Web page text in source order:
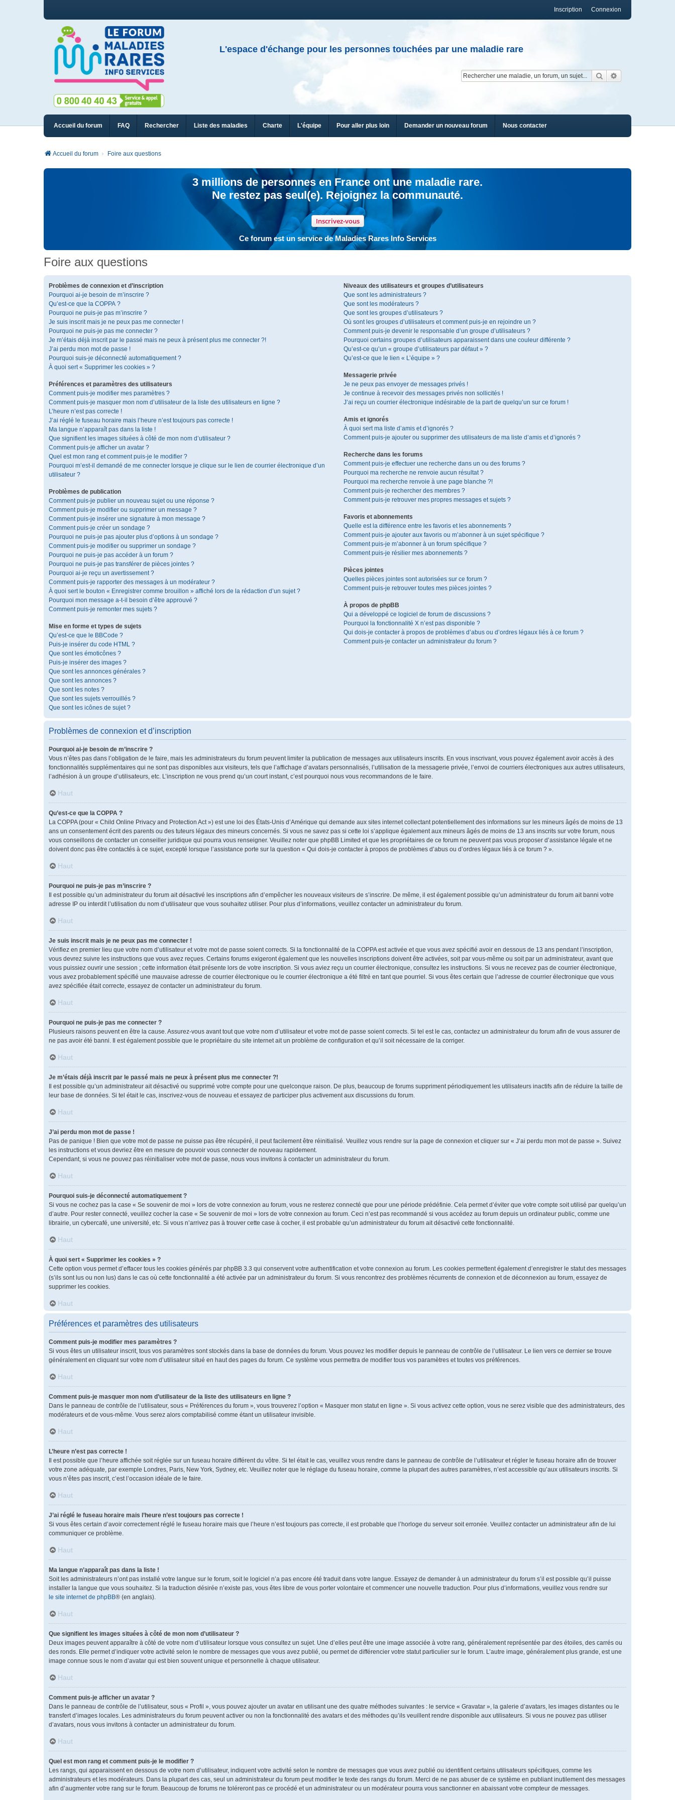
Connexion
Inscription
L'espace d'échange pour les personnes touchées par une maladie rare
Rechercher
Accueil du forum FAQ Rechercher Liste des maladies Charte L'équipe Pour aller plus loin Demander un nouveau forum Nous contacter
Accueil du forum Foire aux questions
3 millions de personnes en France ont une maladie rare.
Ne restez pas seul(e). Rejoignez la communauté.
Inscrivez-vous
Ce forum est un service de Maladies Rares Info Services
Foire aux questions
Problèmes de connexion et d’inscription
Pourquoi ai-je besoin de m’inscrire ?
Qu’est-ce que la COPPA ?
Pourquoi ne puis-je pas m’inscrire ?
Je suis inscrit mais je ne peux pas me connecter !
Pourquoi ne puis-je pas me connecter ?
Je m’étais déjà inscrit par le passé mais ne peux à présent plus me connecter ?!
J’ai perdu mon mot de passe !
Pourquoi suis-je déconnecté automatiquement ?
À quoi sert « Supprimer les cookies » ?
Préférences et paramètres des utilisateurs
Comment puis-je modifier mes paramètres ?
Comment puis-je masquer mon nom d’utilisateur de la liste des utilisateurs en ligne ?
L’heure n’est pas correcte !
J’ai réglé le fuseau horaire mais l’heure n’est toujours pas correcte !
Ma langue n’apparaît pas dans la liste !
Que signifient les images situées à côté de mon nom d’utilisateur ?
Comment puis-je afficher un avatar ?
Quel est mon rang et comment puis-je le modifier ?
Pourquoi m’est-il demandé de me connecter lorsque je clique sur le lien de courrier électronique d’un
utilisateur ?
Problèmes de publication
Comment puis-je publier un nouveau sujet ou une réponse ?
Comment puis-je modifier ou supprimer un message ?
Comment puis-je insérer une signature à mon message ?
Comment puis-je créer un sondage ?
Pourquoi ne puis-je pas ajouter plus d’options à un sondage ?
Comment puis-je modifier ou supprimer un sondage ?
Pourquoi ne puis-je pas accéder à un forum ?
Pourquoi ne puis-je pas transférer de pièces jointes ?
Pourquoi ai-je reçu un avertissement ?
Comment puis-je rapporter des messages à un modérateur ?
À quoi sert le bouton « Enregistrer comme brouillon » affiché lors de la rédaction d’un sujet ?
Pourquoi mon message a-t-il besoin d’être approuvé ?
Comment puis-je remonter mes sujets ?
Mise en forme et types de sujets
Qu’est-ce que le BBCode ?
Puis-je insérer du code HTML ?
Que sont les émoticônes ?
Puis-je insérer des images ?
Que sont les annonces générales ?
Que sont les annonces ?
Que sont les notes ?
Que sont les sujets verrouillés ?
Que sont les icônes de sujet ?
Niveaux des utilisateurs et groupes d’utilisateurs
Que sont les administrateurs ?
Que sont les modérateurs ?
Que sont les groupes d’utilisateurs ?
Où sont les groupes d’utilisateurs et comment puis-je en rejoindre un ?
Comment puis-je devenir le responsable d’un groupe d’utilisateurs ?
Pourquoi certains groupes d’utilisateurs apparaissent dans une couleur différente ?
Qu’est-ce qu’un « groupe d’utilisateurs par défaut » ?
Qu’est-ce que le lien « L’équipe » ?
Messagerie privée
Je ne peux pas envoyer de messages privés !
Je continue à recevoir des messages privés non sollicités !
J’ai reçu un courrier électronique indésirable de la part de quelqu’un sur ce forum !
Amis et ignorés
À quoi sert ma liste d’amis et d’ignorés ?
Comment puis-je ajouter ou supprimer des utilisateurs de ma liste d’amis et d’ignorés ?
Recherche dans les forums
Comment puis-je effectuer une recherche dans un ou des forums ?
Pourquoi ma recherche ne renvoie aucun résultat ?
Pourquoi ma recherche renvoie à une page blanche ?!
Comment puis-je rechercher des membres ?
Comment puis-je retrouver mes propres messages et sujets ?
Favoris et abonnements
Quelle est la différence entre les favoris et les abonnements ?
Comment puis-je ajouter aux favoris ou m’abonner à un sujet spécifique ?
Comment puis-je m’abonner à un forum spécifique ?
Comment puis-je résilier mes abonnements ?
Pièces jointes
Quelles pièces jointes sont autorisées sur ce forum ?
Comment puis-je retrouver toutes mes pièces jointes ?
À propos de phpBB
Qui a développé ce logiciel de forum de discussions ?
Pourquoi la fonctionnalité X n’est pas disponible ?
Qui dois-je contacter à propos de problèmes d’abus ou d’ordres légaux liés à ce forum ?
Comment puis-je contacter un administrateur du forum ?
Problèmes de connexion et d’inscription
Pourquoi ai-je besoin de m’inscrire ?
Vous n’êtes pas dans l’obligation de le faire, mais les administrateurs du forum peuvent limiter la publication de messages aux utilisateurs inscrits. En vous inscrivant, vous pouvez également avoir accès à des
fonctionnalités supplémentaires qui ne sont pas disponibles aux visiteurs, tels que l’affichage d’avatars personnalisés, l’utilisation de la messagerie privée, l’envoi de courriers électroniques aux autres utilisateurs,
l’adhésion à un groupe d’utilisateurs, etc. L’inscription ne vous prend qu’un court instant, c’est pourquoi nous vous recommandons de le faire.
Haut
Qu’est-ce que la COPPA ?
La COPPA (pour « Child Online Privacy and Protection Act ») est une loi des États-Unis d’Amérique qui demande aux sites internet collectant potentiellement des informations sur les mineurs âgés de moins de 13
ans un consentement écrit des parents ou des tuteurs légaux des mineurs concernés. Si vous ne savez pas si cette loi s’applique également aux mineurs âgés de moins de 13 ans inscrits sur votre forum, nous
vous conseillons de contacter un conseiller juridique qui pourra vous renseigner. Veuillez noter que phpBB Limited et que les propriétaires de ce forum ne peuvent pas vous proposer d’assistance légale et ne
doivent donc pas être contactés à ce sujet, excepté lorsque l’assistance porte sur la question « Qui dois-je contacter à propos de problèmes d’abus ou d’ordres légaux liés à ce forum ? ».
Haut
Pourquoi ne puis-je pas m’inscrire ?
Il est possible qu’un administrateur du forum ait désactivé les inscriptions afin d’empêcher les nouveaux visiteurs de s’inscrire. De même, il est également possible qu’un administrateur du forum ait banni votre
adresse IP ou interdit l’utilisation du nom d’utilisateur que vous souhaitez utiliser. Pour plus d’informations, veuillez contacter un administrateur du forum.
Haut
Je suis inscrit mais je ne peux pas me connecter !
Vérifiez en premier lieu que votre nom d’utilisateur et votre mot de passe soient corrects. Si la fonctionnalité de la COPPA est activée et que vous avez spécifié avoir en dessous de 13 ans pendant l’inscription,
vous devrez suivre les instructions que vous avez reçues. Certains forums exigeront également que les nouvelles inscriptions doivent être activées, soit par vous-même ou soit par un administrateur, avant que
vous puissiez ouvrir une session ; cette information était présente lors de votre inscription. Si vous aviez reçu un courrier électronique, consultez les instructions. Si vous ne recevez pas de courrier électronique,
vous avez probablement spécifié une mauvaise adresse de courrier électronique ou le courrier électronique a été filtré en tant que pourriel. Si vous êtes certain que l’adresse de courrier électronique que vous
avez spécifiée était correcte, essayez de contacter un administrateur du forum.
Haut
Pourquoi ne puis-je pas me connecter ?
Plusieurs raisons peuvent en être la cause. Assurez-vous avant tout que votre nom d’utilisateur et votre mot de passe soient corrects. Si tel est le cas, contactez un administrateur du forum afin de vous assurer de
ne pas avoir été banni. Il est également possible que le propriétaire du site internet ait un problème de configuration et qu’il soit nécessaire de la corriger.
Haut
Je m’étais déjà inscrit par le passé mais ne peux à présent plus me connecter ?!
Il est possible qu’un administrateur ait désactivé ou supprimé votre compte pour une quelconque raison. De plus, beaucoup de forums suppriment périodiquement les utilisateurs inactifs afin de réduire la taille de
leur base de données. Si tel était le cas, inscrivez-vous de nouveau et essayez de participer plus activement aux discussions du forum.
Haut
J’ai perdu mon mot de passe !
Pas de panique ! Bien que votre mot de passe ne puisse pas être récupéré, il peut facilement être réinitialisé. Veuillez vous rendre sur la page de connexion et cliquer sur « J’ai perdu mon mot de passe ». Suivez
les instructions et vous devriez être en mesure de pouvoir vous connecter de nouveau rapidement.
Cependant, si vous ne pouvez pas réinitialiser votre mot de passe, nous vous invitons à contacter un administrateur du forum.
Haut
Pourquoi suis-je déconnecté automatiquement ?
Si vous ne cochez pas la case « Se souvenir de moi » lors de votre connexion au forum, vous ne resterez connecté que pour une période prédéfinie. Cela permet d’éviter que votre compte soit utilisé par quelqu’un
d’autre. Pour rester connecté, veuillez cocher la case « Se souvenir de moi » lors de votre connexion au forum. Ceci n’est pas recommandé si vous accédez au forum depuis un ordinateur public, comme une
librairie, un cybercafé, une université, etc. Si vous n’arrivez pas à trouver cette case à cocher, il est probable qu’un administrateur du forum ait désactivé cette fonctionnalité.
Haut
À quoi sert « Supprimer les cookies » ?
Cette option vous permet d’effacer tous les cookies générés par phpBB 3.3 qui conservent votre authentification et votre connexion au forum. Les cookies permettent également d’enregistrer le statut des messages
(s’ils sont lus ou non lus) dans le cas où cette fonctionnalité a été activée par un administrateur du forum. Si vous rencontrez des problèmes récurrents de connexion et de déconnexion au forum, essayez de
supprimer les cookies.
Haut
Préférences et paramètres des utilisateurs
Comment puis-je modifier mes paramètres ?
Si vous êtes un utilisateur inscrit, tous vos paramètres sont stockés dans la base de données du forum. Vous pouvez les modifier depuis le panneau de contrôle de l’utilisateur. Le lien vers ce dernier se trouve
généralement en cliquant sur votre nom d’utilisateur situé en haut des pages du forum. Ce système vous permettra de modifier tous vos paramètres et toutes vos préférences.
Haut
Comment puis-je masquer mon nom d’utilisateur de la liste des utilisateurs en ligne ?
Dans le panneau de contrôle de l’utilisateur, sous « Préférences du forum », vous trouverez l’option « Masquer mon statut en ligne ». Si vous activez cette option, vous ne serez visible que des administrateurs, des
modérateurs et de vous-même. Vous serez alors comptabilisé comme étant un utilisateur invisible.
Haut
L’heure n’est pas correcte !
Il est possible que l’heure affichée soit réglée sur un fuseau horaire différent du vôtre. Si tel était le cas, veuillez vous rendre dans le panneau de contrôle de l’utilisateur et régler le fuseau horaire afin de trouver
votre zone adéquate, par exemple Londres, Paris, New York, Sydney, etc. Veuillez noter que le réglage du fuseau horaire, comme la plupart des autres paramètres, n’est accessible qu’aux utilisateurs inscrits. Si
vous n’êtes pas inscrit, c’est l’occasion idéale de le faire.
Haut
J’ai réglé le fuseau horaire mais l’heure n’est toujours pas correcte !
Si vous êtes certain d’avoir correctement réglé le fuseau horaire mais que l’heure n’est toujours pas correcte, il est probable que l’horloge du serveur soit erronée. Veuillez contacter un administrateur afin de lui
communiquer ce problème.
Haut
Ma langue n’apparaît pas dans la liste !
Soit les administrateurs n’ont pas installé votre langue sur le forum, soit le logiciel n’a pas encore été traduit dans votre langue. Essayez de demander à un administrateur du forum s’il est possible qu’il puisse
installer la langue que vous souhaitez. Si la traduction désirée n’existe pas, vous êtes libre de vous porter volontaire et commencer une nouvelle traduction. Pour plus d’informations, veuillez vous rendre sur
le site internet de phpBB® (en anglais).
Haut
Que signifient les images situées à côté de mon nom d’utilisateur ?
Deux images peuvent apparaître à côté de votre nom d’utilisateur lorsque vous consultez un sujet. Une d’elles peut être une image associée à votre rang, généralement représentée par des étoiles, des carrés ou
des ronds. Elle permet d’indiquer votre activité selon le nombre de messages que vous avez publié, ou permet de différencier votre statut particulier sur le forum. L’autre image, généralement plus grande, est une
image connue sous le nom d’avatar qui est bien souvent unique et personnelle à chaque utilisateur.
Haut
Comment puis-je afficher un avatar ?
Dans le panneau de contrôle de l’utilisateur, sous « Profil », vous pouvez ajouter un avatar en utilisant une des quatre méthodes suivantes : le service « Gravatar », la galerie d’avatars, les images distantes ou le
transfert d’images locales. Les administrateurs du forum peuvent activer ou non la fonctionnalité des avatars et des méthodes qu’ils veuillent rendre disponible aux utilisateurs. Si vous ne pouvez pas utiliser
d’avatars, nous vous invitons à contacter un administrateur du forum.
Haut
Quel est mon rang et comment puis-je le modifier ?
Les rangs, qui apparaissent en dessous de votre nom d’utilisateur, indiquent votre activité selon le nombre de messages que vous avez publié ou identifient certains utilisateurs spécifiques, comme les
administrateurs et les modérateurs. Dans la plupart des cas, seul un administrateur du forum peut modifier le texte des rangs du forum. Merci de ne pas abuser de ce système en publiant inutilement des messages
afin d’augmenter votre rang sur le forum. Beaucoup de forums ne toléreront pas ce procédé et un administrateur ou un modérateur pourra vous sanctionner en abaissant votre compteur de messages.